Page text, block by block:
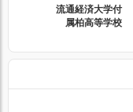
流通経済大学付
属柏高等学校